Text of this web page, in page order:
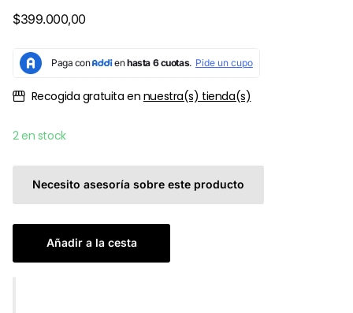
$399.000,00
Recogida gratuita en nuestra(s) tienda(s)
2 en stock
Necesito asesoría sobre este producto
Añadir a la cesta